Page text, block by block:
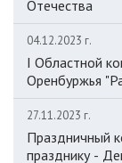
Отечества
04.12.2023 г.
I Областной
Оренбуржья
27.11.2023 г.
Праздничный
празднику -